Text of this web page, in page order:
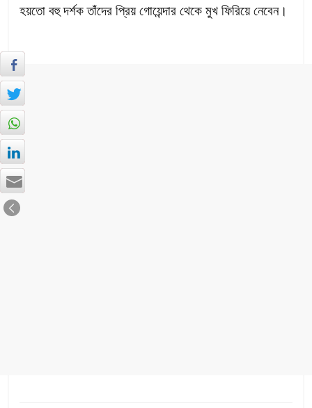
হয়তো বহু দর্শক তাঁদের প্রিয় গোয়েন্দার থেকে মুখ ফিরিয়ে নেবেন।